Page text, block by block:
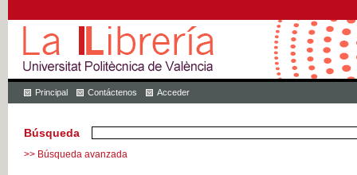
Principal Contáctenos Acceder
Búsqueda
>> Búsqueda avanzada